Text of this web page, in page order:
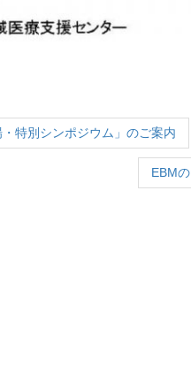
・特別シンポジウム」のご案内
EBM